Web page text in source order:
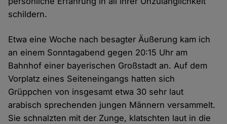
schildern.
Etwa eine Woche nach besagter Äußerung kam ich
an einem Sonntagabend gegen 20:15 Uhr am
Bahnhof einer bayerischen Großstadt an. Auf dem
Vorplatz eines Seiteneingangs hatten sich
Grüppchen von insgesamt etwa 30 sehr laut
arabisch sprechenden jungen Männern versammelt.
Sie schnalzten mit der Zunge, klatschten laut in die